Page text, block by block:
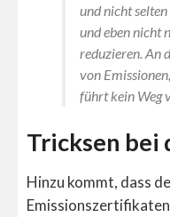
und nicht
und eben nicht
reduzieren. An
von
führt kein Weg
Tricksen
Hinzu kommt, dass